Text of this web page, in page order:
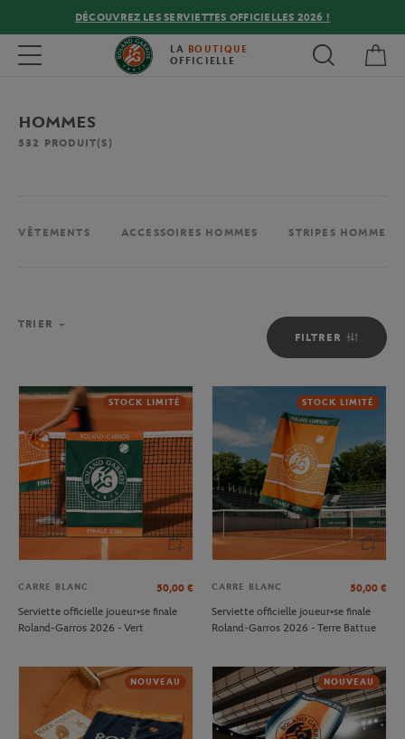
DÉCOUVREZ LES SERVIETTES OFFICIELLES 2026 !
Toggle navigation LA BOUTIQUE
OFFICIELLE
HOMMES
532 PRODUIT(S)
VÊTEMENTS ACCESSOIRES HOMMES STRIPES HOMME
FILTRER
TRIER
STOCK LIMITÉ
CARRE BLANC 50,00 €
Serviette officielle joueur•se finale
Roland-Garros 2026 - Vert
STOCK LIMITÉ
CARRE BLANC 50,00 €
Serviette officielle joueur•se finale
Roland-Garros 2026 - Terre Battue
NOUVEAU NOUVEAU